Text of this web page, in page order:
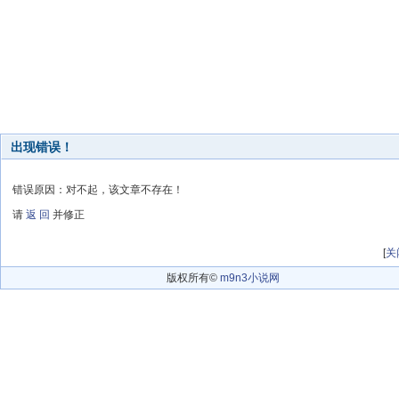
出现错误！
错误原因：对不起，该文章不存在！
请 返 回 并修正
[关
版权所有© m9n3小说网